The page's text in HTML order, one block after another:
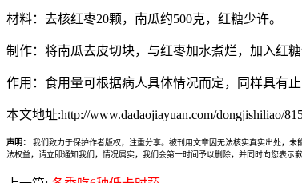
材料：去核红枣20颗，南瓜约500克，红糖少许。
制作：将南瓜去皮切块，与红枣加水煮烂，加入红糖
作用：食用量可根据病人具体情况而定，同样具有止
本文地址:http://www.dadaojiayuan.com/dongjishiliao/
声明：
我们致力于保护作者版权，注重分享。被刊用文章因无法核实真实出处，
法权益，请立即通知我们，情况属实，我们会第一时间予以删除，并同时向您表示歉